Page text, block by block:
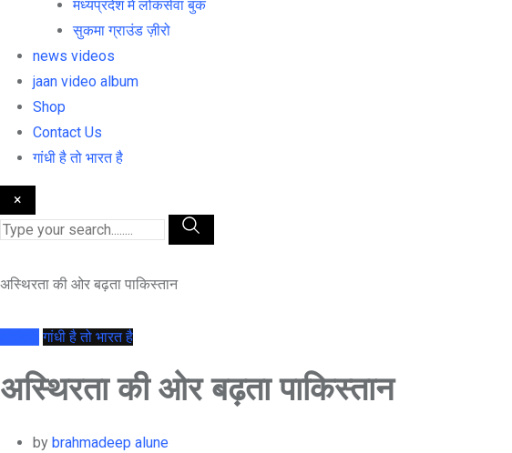
मध्यप्रदेश में लोकसेवा बुक
सुकमा ग्राउंड ज़ीरो
news videos
jaan video album
Shop
Contact Us
गांधी है तो भारत है
×
अस्थिरता की ओर बढ़ता पाकिस्तान
गांधी है तो भारत है
अस्थिरता की ओर बढ़ता पाकिस्तान
by brahmadeep alune